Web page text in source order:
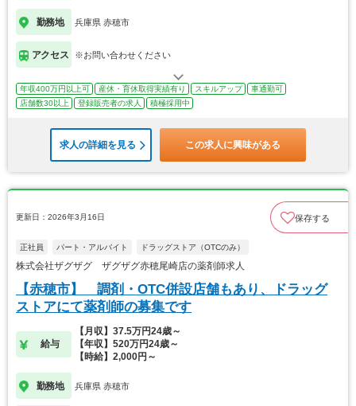
勤務地 兵庫県 赤穂市
アクセス ※お問い合わせください
年収400万円以上可 産休・育休取得実績有り スキルアップ
車通勤可
店舗数30以上
登録販売者の求人 積極採用中
求人の詳細を見る この求人に興味がある
更新日：2026年3月16日 保存する
正社員 パート・アルバイト ドラッグストア（OTCのみ）
株式会社ザグザグ ザグザグ赤穂尾崎店の薬剤師求人
【赤穂市】 調剤・OTC併設店舗もあり、ドラッグ
ストアにて薬剤師の募集です
給与
【月収】37.5万円24歳～
【年収】520万円24歳～
【時給】2,000円～
勤務地 兵庫県 赤穂市